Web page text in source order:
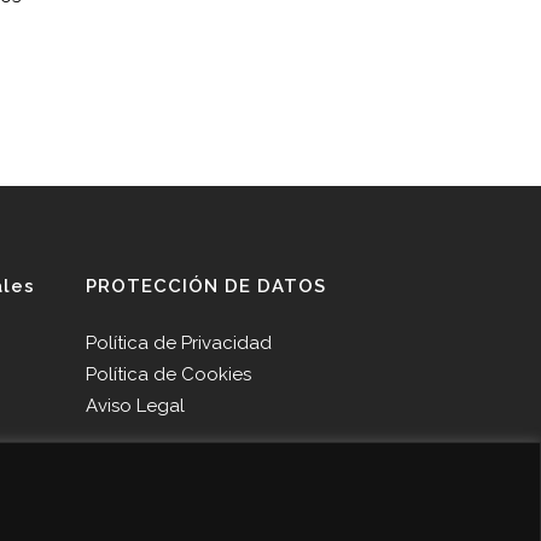
PROTECCIÓN DE DATOS
Política de Privacidad
Política de Cookies
Aviso Legal